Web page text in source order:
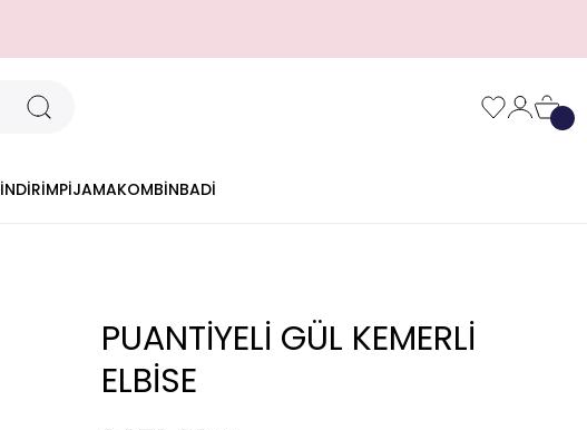
İNDİRİMPİJAMAKOMBİNBADİ
PUANTİYELİ GÜL KEMERLİ
ELBİSE